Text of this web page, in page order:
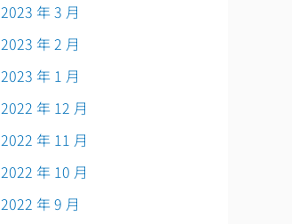
2023 年 3 月
2023 年 2 月
2023 年 1 月
2022 年 12 月
2022 年 11 月
2022 年 10 月
2022 年 9 月